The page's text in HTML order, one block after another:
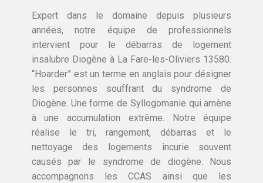
Expert dans le domaine depuis plusieurs
années, notre équipe de professionnels
intervient pour le débarras de logement
insalubre Diogène à La Fare-les-Oliviers 13580.
“Hoarder” est un terme en anglais pour désigner
les personnes souffrant du syndrome de
Diogène. Une forme de Syllogomanie qui amène
à une accumulation extrême. Notre équipe
réalise le tri, rangement, débarras et le
nettoyage des logements incurie souvent
causés par le syndrome de diogène. Nous
accompagnons les CCAS ainsi que les